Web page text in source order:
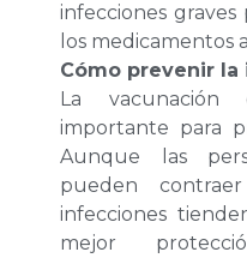
infecciones
los medicamentos
Cómo prevenir la
La vacunación
importante para
Aunque las
pueden
infecciones
mejor